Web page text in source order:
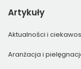
Artykuły
Aktualności i
Aranżacja i